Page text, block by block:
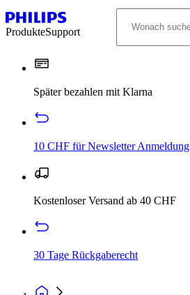
ProdukteSupport
Später bezahlen mit Klarna
10 CHF für Newsletter Anmeldung
Kostenloser Versand ab 40 CHF
30 Tage Rückgaberecht